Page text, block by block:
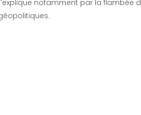
notamment par la flambée